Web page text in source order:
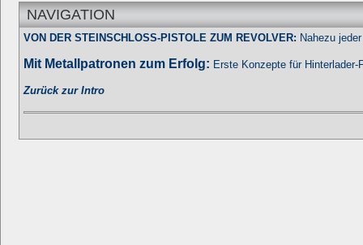
NAVIGATION
VON DER STEINSCHLOSS-PISTOLE ZUM REVOLVER: Nahezu
Mit Metallpatronen zum Erfolg: Erste Konzepte für
Zurück zur Intro